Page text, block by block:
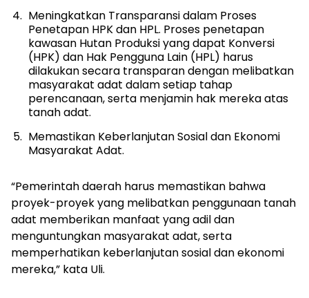
Meningkatkan Transparansi dalam Proses
Penetapan HPK dan HPL. Proses penetapan
kawasan Hutan Produksi yang dapat Konversi
(HPK) dan Hak Pengguna Lain (HPL) harus
dilakukan secara transparan dengan melibatkan
masyarakat adat dalam setiap tahap
perencanaan, serta menjamin hak mereka atas
tanah adat.
Memastikan Keberlanjutan Sosial dan Ekonomi
Masyarakat Adat.
“Pemerintah daerah harus memastikan bahwa
proyek-proyek yang melibatkan penggunaan tanah
adat memberikan manfaat yang adil dan
menguntungkan masyarakat adat, serta
memperhatikan keberlanjutan sosial dan ekonomi
mereka,” kata Uli.